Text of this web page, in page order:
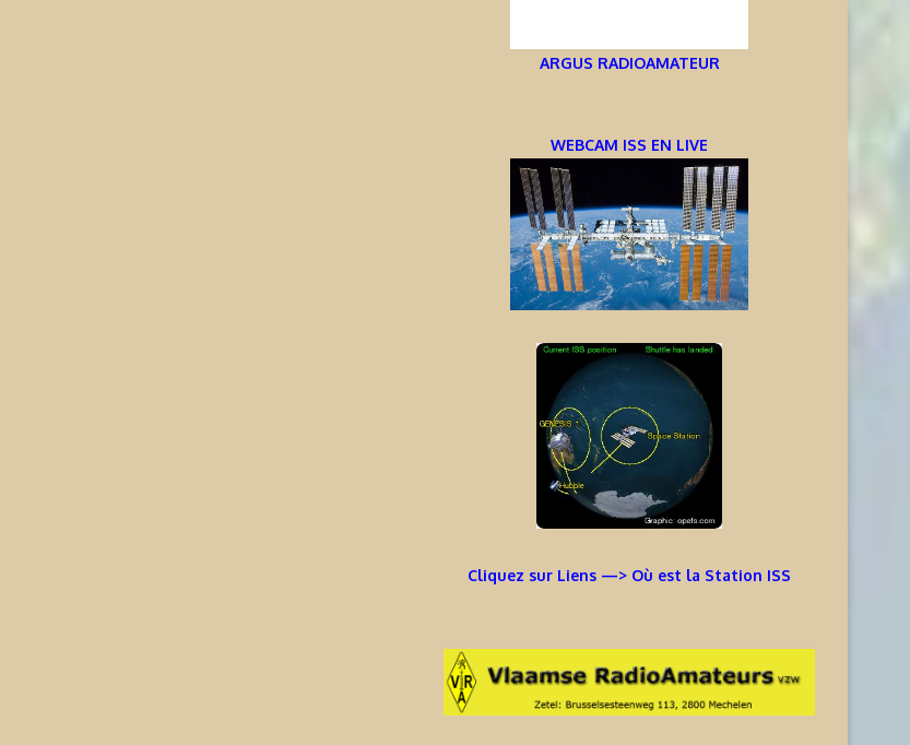
ARGUS RADIOAMATEUR
WEBCAM ISS EN LIVE
Cliquez sur Liens —> Où est la Station ISS